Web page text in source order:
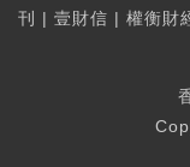
刊
| 壹財信 | 權衡財